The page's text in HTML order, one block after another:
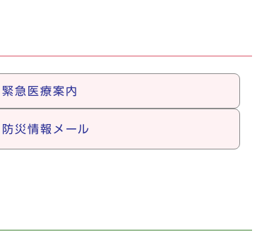
緊急医療案内
防災情報メール